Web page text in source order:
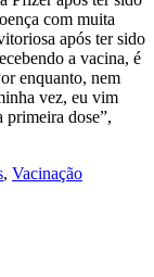
com muita
após ter sido
a vacina, é
enquanto, nem
vez, eu vim
primeira dose”,
, Vacinação